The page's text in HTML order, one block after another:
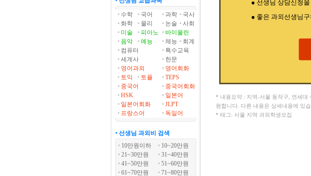
수학
국어 과학
국사
화학
물리 논술
사회
미술
피아노
바이올린
음악
예능 체능
회계
컴퓨터
특수교육
세계사
한문
영어과외
영어회화
토익
토플
TEPS
중국어
중국어회화
HSK
일본어
일본어회화
JLPT
프랑스어
독일어
• 선생님 과외비 검색
10만원이하
10~20만원
21~30만원
31~40만원
41~50만원
51~60만원
61~70만원
71~80만원
● 선생님 상담신청
● 좋은 과외선생님
* 내용요약 : 지역-서울 동작구, 연세대
원합니다. 다른 내용은 상세내용에 있습
* 태그: 서울 지역 과외학생모집